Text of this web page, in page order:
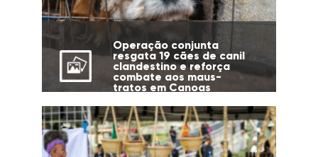
Operação conjunta
resgata 19 cães de canil
clandestino e reforça
combate aos maus-
tratos em Canoas